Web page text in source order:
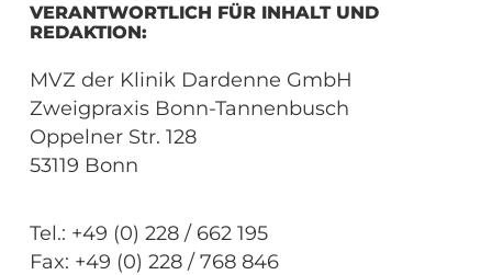
VERANTWORTLICH FÜR INHALT UND
REDAKTION:
MVZ der Klinik Dardenne GmbH
Zweigpraxis Bonn-Tannenbusch
Oppelner Str. 128
53119 Bonn
Tel.: +49 (0) 228 / 662 195
Fax: +49 (0) 228 / 768 846